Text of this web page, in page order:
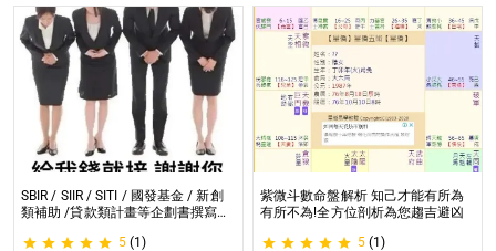
SBIR / SIIR / SITI / 國發基金 / 新創
類補助 /貸款類計畫等企劃書撰寫
類補助 /貸款類計畫等企劃書撰寫
5 (1)
紫微斗數命盤解析 知己才能有所為
有所不為!全方位剖析為您趨吉避凶
5 (1)